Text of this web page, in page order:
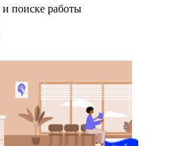
поиске работы